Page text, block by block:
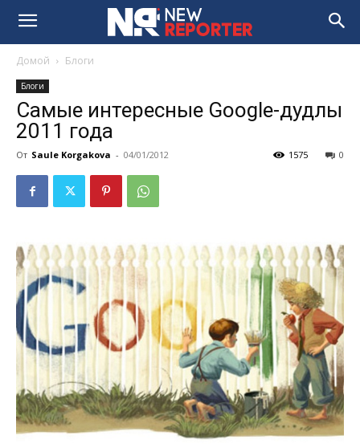
Домой Блоги
Блоги
Самые интересные Google-дудлы
2011 года
От Saule Korgakova - 04/01/2012 0
1575